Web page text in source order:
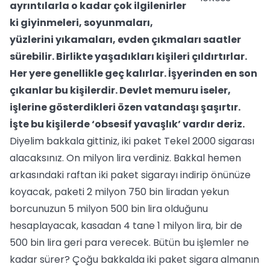
ayrıntılarla o kadar çok ilgilenirler
ki giyinmeleri, soyunmaları,
yüzlerini yıkamaları, evden çıkmaları saatler
sürebilir. Birlikte yaşadıkları kişileri çıldırtırlar.
Her yere genellikle geç kalırlar. İşyerinden en son
çıkanlar bu kişilerdir. Devlet memuru iseler,
işlerine gösterdikleri özen vatandaşı şaşırtır.
İşte bu kişilerde ‘obsesif yavaşlık’ vardır deriz.
Diyelim bakkala gittiniz, iki paket Tekel 2000 sigarası
alacaksınız. On milyon lira verdiniz. Bakkal hemen
arkasındaki raftan iki paket sigarayı indirip önünüze
koyacak, paketi 2 milyon 750 bin liradan yekun
borcunuzun 5 milyon 500 bin lira olduğunu
hesaplayacak, kasadan 4 tane 1 milyon lira, bir de
500 bin lira geri para verecek. Bütün bu işlemler ne
kadar sürer? Çoğu bakkalda iki paket sigara almanın